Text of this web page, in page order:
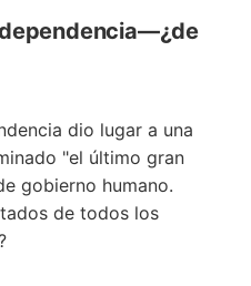
dio lugar a una
"el último gran
gobierno humano.
de todos los